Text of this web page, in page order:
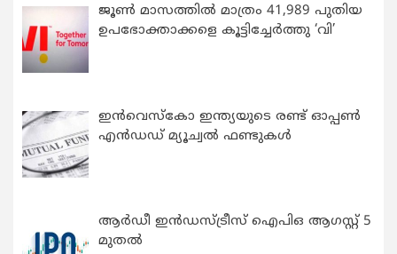
ജൂൺ മാസത്തിൽ മാത്രം 41,989 പുതിയ
ഉപഭോക്താക്കളെ കൂട്ടിച്ചേർത്തു ‘വി’
ഇന്‍വെസ്കോ ഇന്ത്യയുടെ രണ്ട് ഓപ്പണ്‍
എന്‍ഡഡ് മ്യൂച്വല്‍ ഫണ്ടുകള്‍
ആർഡീ ഇൻഡസ്ട്രീസ് ഐപിഒ ആഗസ്റ്റ് 5
മുതൽ